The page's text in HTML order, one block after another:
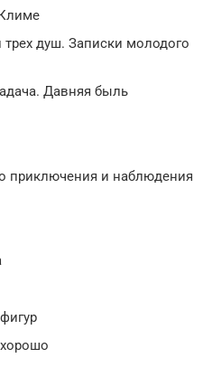
душ. Записки молодого
Давняя быль
приключения и наблюдения